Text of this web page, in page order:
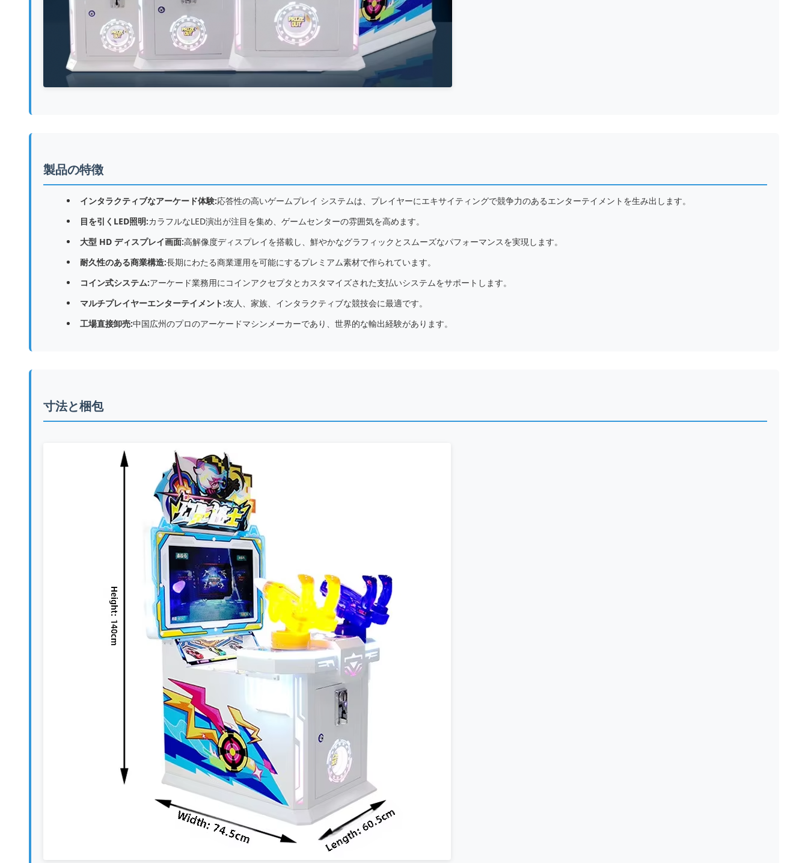
製品の特徴
インタラクティブなアーケード体験:応答性の高いゲームプレイ システムは、プレイヤーにエキサイティングで競争力のあるエンターテイメントを生み出します。
目を引くLED照明:カラフルなLED演出が注目を集め、ゲームセンターの雰囲気を高めます。
大型 HD ディスプレイ画面:高解像度ディスプレイを搭載し、鮮やかなグラフィックとスムーズなパフォーマンスを実現します。
耐久性のある商業構造:長期にわたる商業運用を可能にするプレミアム素材で作られています。
コイン式システム:アーケード業務用にコインアクセプタとカスタマイズされた支払いシステムをサポートします。
マルチプレイヤーエンターテイメント:友人、家族、インタラクティブな競技会に最適です。
工場直接卸売:中国広州のプロのアーケードマシンメーカーであり、世界的な輸出経験があります。
寸法と梱包